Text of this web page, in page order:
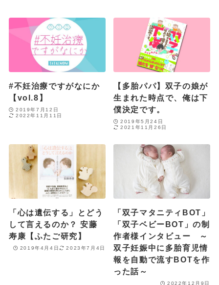
#不妊治療ですがなにか
【vol.8】
2019年7月12日
2022年11月11日
【多胎パパ】双子の娘が
生まれた時点で、俺は下
僕決定です。
2019年5月24日
2021年11月26日
「心は遺伝する」とどう
して言えるのか？ 安藤
寿康【ふたご研究】
2019年4月4日 2023年7月4日
「双子マタニティBOT」
「双子ベビーBOT」の制
作者様インタビュー ～
双子妊娠中に多胎育児情
報を自動で流すBOTを作
った話～
2022年12月9日